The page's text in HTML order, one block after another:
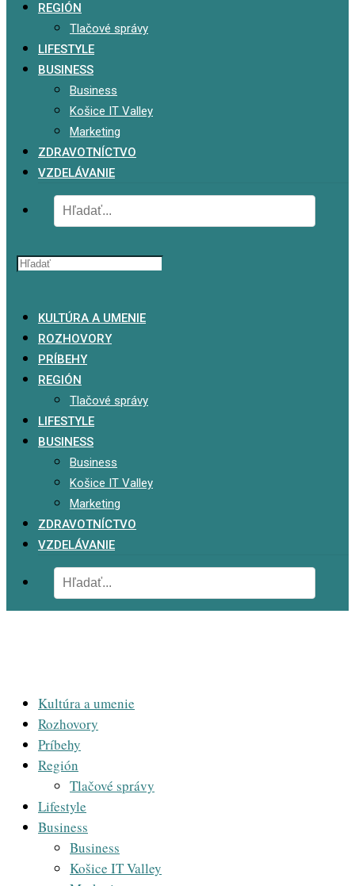
REGIÓN
Tlačové správy
LIFESTYLE
BUSINESS
Business
Košice IT Valley
Marketing
ZDRAVOTNÍCTVO
VZDELÁVANIE
KULTÚRA A UMENIE
ROZHOVORY
PRÍBEHY
REGIÓN
Tlačové správy
LIFESTYLE
BUSINESS
Business
Košice IT Valley
Marketing
ZDRAVOTNÍCTVO
VZDELÁVANIE
Kultúra a umenie
Rozhovory
Príbehy
Región
Tlačové správy
Lifestyle
Business
Business
Košice IT Valley